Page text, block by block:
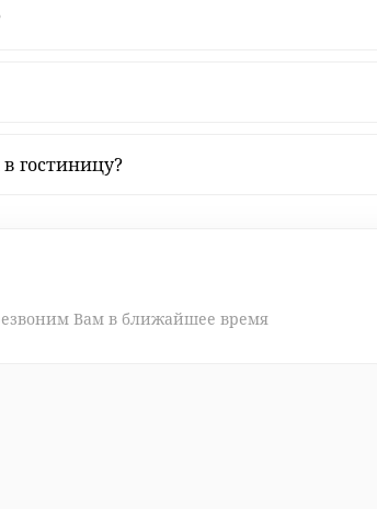
гостиницу?
Вам в ближайшее время